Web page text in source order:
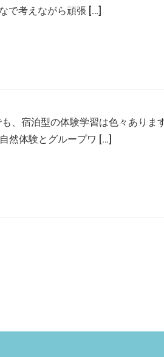
で考えながら頑張 […]
、宿泊型の体験学習は色々ありま
然体験とグループワ […]